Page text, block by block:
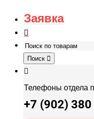
Заявка
Поиск
Телефоны отдела
+7 (902)